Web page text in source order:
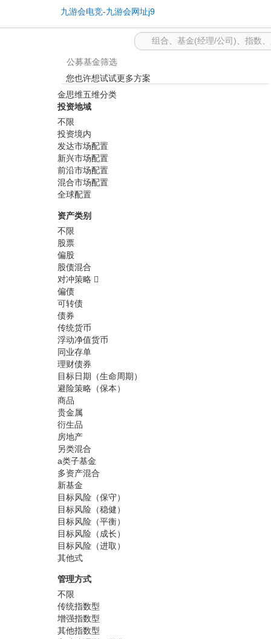
基金筛选 -九游会电竞
九游会电竞-九游会网址j9
公募基金筛选
您也许想试试更多方案
金思维五维分类
投资地域
不限
投资境内
发达市场配置
新兴市场配置
前沿市场配置
混合市场配置
全球配置
资产类别
不限
股票
偏股
股债混合
对冲策略
偏债
可转债
债券
传统货币
浮动净值货币
同业存单
理财债券
目标日期（生命周期）
避险策略（保本）
商品
贵金属
衍生品
房地产
另类混合
a类子基金
多资产混合
新基金
目标风险（保守）
目标风险（稳健）
目标风险（平衡）
目标风险（成长）
目标风险（进取）
其他式
管理方式
不限
传统指数型
增强指数型
其他指数型